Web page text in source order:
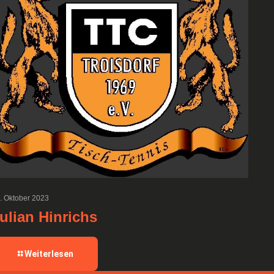
Oktober 2023
Hinrichs
Weiterlesen-